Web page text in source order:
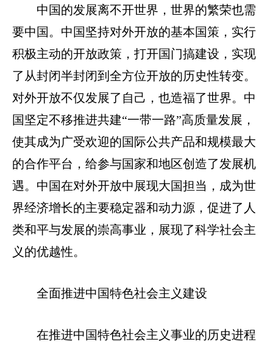
中国的发展离不开世界，世界的繁荣也需
要中国。中国坚持对外开放的基本国策，实行
积极主动的开放政策，打开国门搞建设，实现
了从封闭半封闭到全方位开放的历史性转变。
对外开放不仅发展了自己，也造福了世界。中
国坚定不移推进共建“一带一路”高质量发展，
使其成为广受欢迎的国际公共产品和规模最大
的合作平台，给参与国家和地区创造了发展机
遇。中国在对外开放中展现大国担当，成为世
界经济增长的主要稳定器和动力源，促进了人
类和平与发展的崇高事业，展现了科学社会主
义的优越性。
全面推进中国特色社会主义建设
在推进中国特色社会主义事业的历史进程